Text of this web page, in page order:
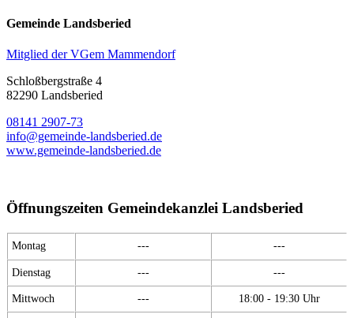
Gemeinde Landsberied
Mitglied der VGem Mammendorf
Schloßbergstraße 4
82290 Landsberied
08141 2907-73
info@gemeinde-landsberied.de
www.gemeinde-landsberied.de
Öffnungszeiten Gemeindekanzlei Landsberied
Montag --- ---
Dienstag --- ---
Mittwoch --- 18:00 - 19:30 Uhr